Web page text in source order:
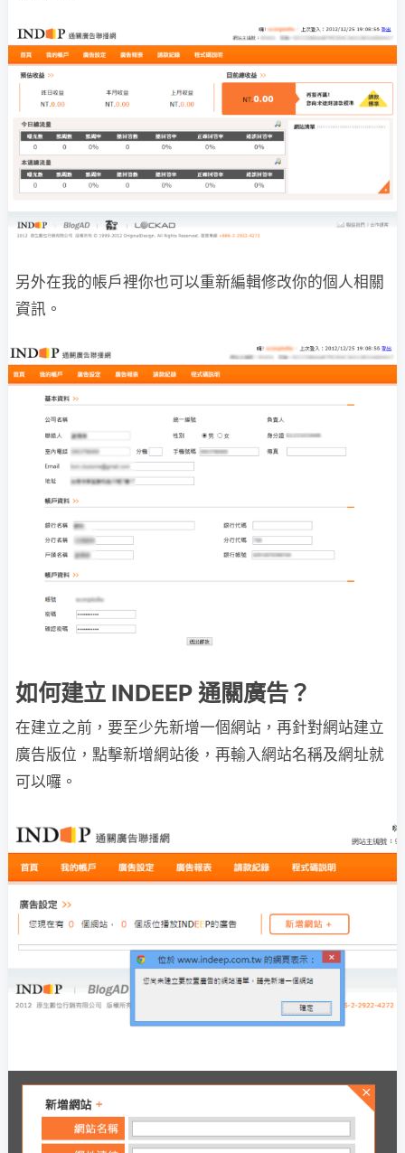
另外在我的帳戶裡你也可以重新編輯修改你的個人相關
資訊。
如何建立 INDEEP 通關廣告？
在建立之前，要至少先新增一個網站，再針對網站建立
廣告版位，點擊新增網站後，再輸入網站名稱及網址就
可以囉。